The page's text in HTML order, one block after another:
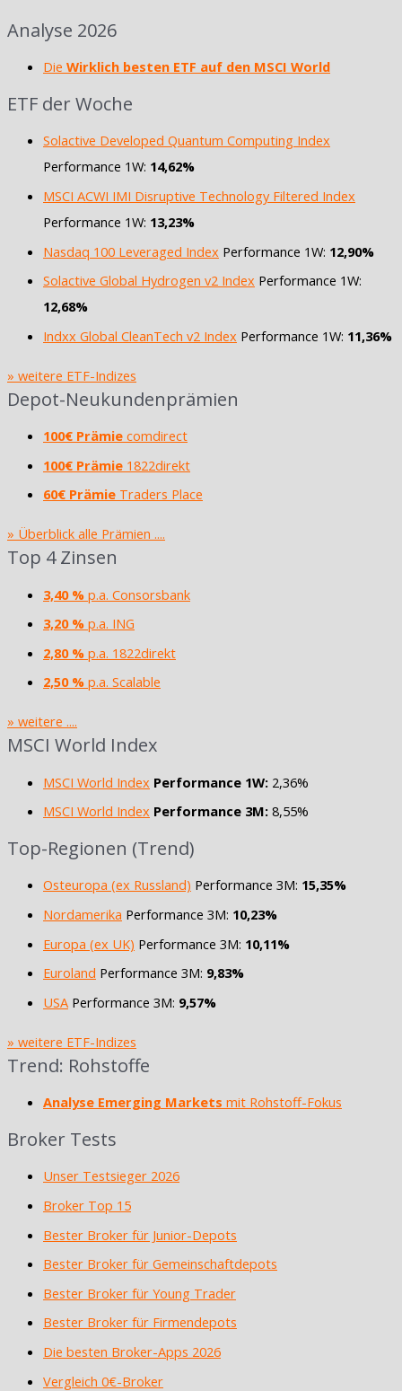
Analyse 2026
Die Wirklich besten ETF auf den MSCI World
ETF der Woche
Solactive Developed Quantum Computing Index
Performance 1W: 14,62%
MSCI ACWI IMI Disruptive Technology Filtered Index
Performance 1W: 13,23%
Nasdaq 100 Leveraged Index Performance 1W: 12,90%
Solactive Global Hydrogen v2 Index Performance 1W:
12,68%
Indxx Global CleanTech v2 Index Performance 1W: 11,36%
» weitere ETF-Indizes
Depot-Neukundenprämien
100€ Prämie comdirect
100€ Prämie 1822direkt
60€ Prämie Traders Place
» Überblick alle Prämien ....
Top 4 Zinsen
3,40 % p.a. Consorsbank
3,20 % p.a. ING
2,80 % p.a. 1822direkt
2,50 % p.a. Scalable
» weitere ....
MSCI World Index
MSCI World Index Performance 1W: 2,36%
MSCI World Index Performance 3M: 8,55%
Top-Regionen (Trend)
Osteuropa (ex Russland) Performance 3M: 15,35%
Nordamerika Performance 3M: 10,23%
Europa (ex UK) Performance 3M: 10,11%
Euroland Performance 3M: 9,83%
USA Performance 3M: 9,57%
» weitere ETF-Indizes
Trend: Rohstoffe
Analyse Emerging Markets mit Rohstoff-Fokus
Broker Tests
Unser Testsieger 2026
Broker Top 15
Bester Broker für Junior-Depots
Bester Broker für Gemeinschaftdepots
Bester Broker für Young Trader
Bester Broker für Firmendepots
Die besten Broker-Apps 2026
Vergleich 0€-Broker